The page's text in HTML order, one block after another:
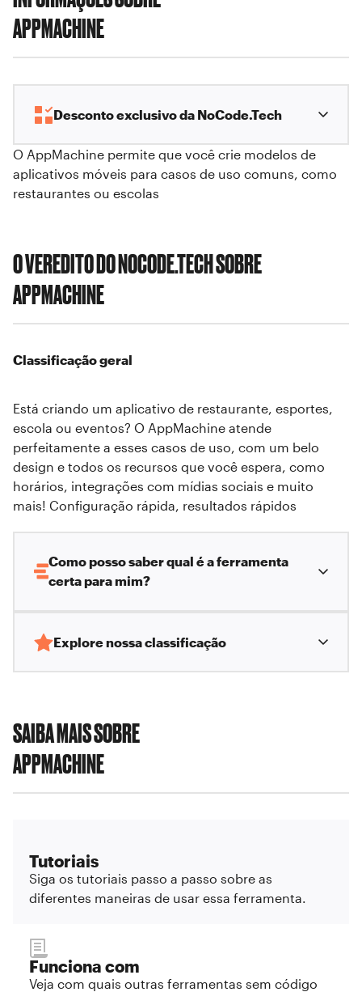
APPMACHINE
O AppMachine permite que você crie modelos de
aplicativos móveis para casos de uso comuns, como
restaurantes ou escolas
Desconto exclusivo da NoCode.Tech
O VEREDITO DO NOCODE.TECH SOBRE
APPMACHINE
Classificação geral
Está criando um aplicativo de restaurante, esportes,
escola ou eventos? O AppMachine atende
perfeitamente a esses casos de uso, com um belo
design e todos os recursos que você espera, como
horários, integrações com mídias sociais e muito
mais! Configuração rápida, resultados rápidos
Explore nossa classificação
Como posso saber qual é a ferramenta
certa para mim?
SAIBA MAIS SOBRE
APPMACHINE
Tutoriais
Siga os tutoriais passo a passo sobre as
diferentes maneiras de usar essa ferramenta.
Funciona com
Veja com quais outras ferramentas sem código